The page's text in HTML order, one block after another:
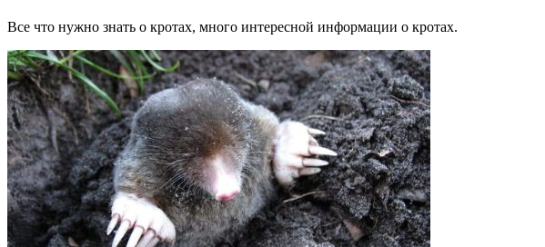
Все что нужно знать о кротах, много интересной информации о кротах.